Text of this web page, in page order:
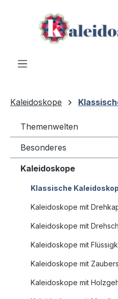
Zum Hauptinhalt springen
Kaleidoskope
Themenwelten
Besonderes
Kaleidoskope
Klassische
Kaleidoskope mit
Kaleidoskope mit
Kaleidoskope mit
Kaleidoskope mit
Kaleidoskope mit